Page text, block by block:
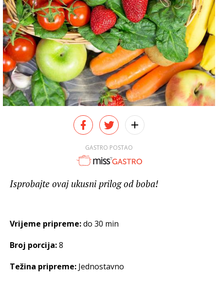
GASTRO POSTAO
Isprobajte ovaj ukusni prilog od boba!
Vrijeme pripreme:do 30 min
Broj porcija:8
Težina pripreme: Jednostavno